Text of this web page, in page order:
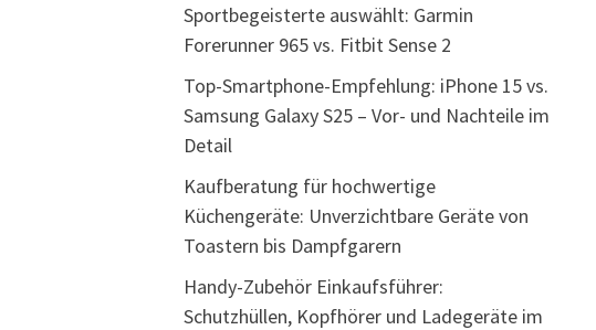
Sportbegeisterte auswählt: Garmin
Forerunner 965 vs. Fitbit Sense 2
Top-Smartphone-Empfehlung: iPhone 15 vs.
Samsung Galaxy S25 – Vor- und Nachteile im
Detail
Kaufberatung für hochwertige
Küchengeräte: Unverzichtbare Geräte von
Toastern bis Dampfgarern
Handy-Zubehör Einkaufsführer:
Schutzhüllen, Kopfhörer und Ladegeräte im